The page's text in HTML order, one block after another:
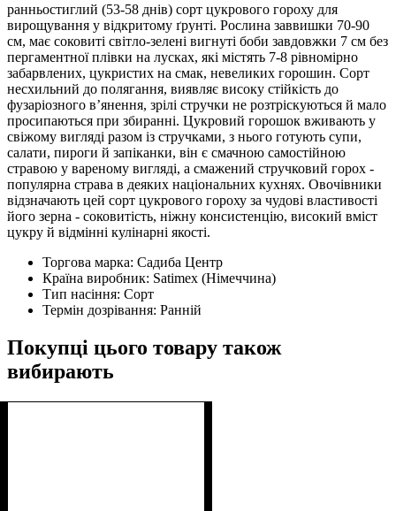
ранньостиглий (53-58 днів) сорт цукрового гороху для
вирощування у відкритому ґрунті. Рослина заввишки 70-90
см, має соковиті світло-зелені вигнуті боби завдовжки 7 см без
пергаментної плівки на лусках, які містять 7-8 рівномірно
забарвлених, цукристих на смак, невеликих горошин. Сорт
несхильний до полягання, виявляє високу стійкість до
фузаріозного в’янення, зрілі стручки не розтріскуються й мало
просипаються при збиранні. Цукровий горошок вживають у
свіжому вигляді разом із стручками, з нього готують супи,
салати, пироги й запіканки, він є смачною самостійною
стравою у вареному вигляді, а смажений стручковий горох -
популярна страва в деяких національних кухнях. Овочівники
відзначають цей сорт цукрового гороху за чудові властивості
його зерна - соковитість, ніжну консистенцію, високий вміст
цукру й відмінні кулінарні якості.
Торгова марка: Садиба Центр
Країна виробник: Satimex (Німеччина)
Тип насіння: Сорт
Термін дозрівання: Ранній
Покупці цього товару також
вибирають